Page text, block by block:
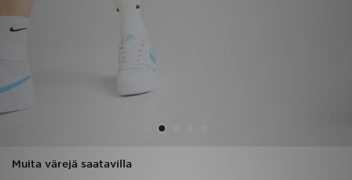
Muita värejä saatavilla
Minun JD
Asiakaspalvelu ja tietoa